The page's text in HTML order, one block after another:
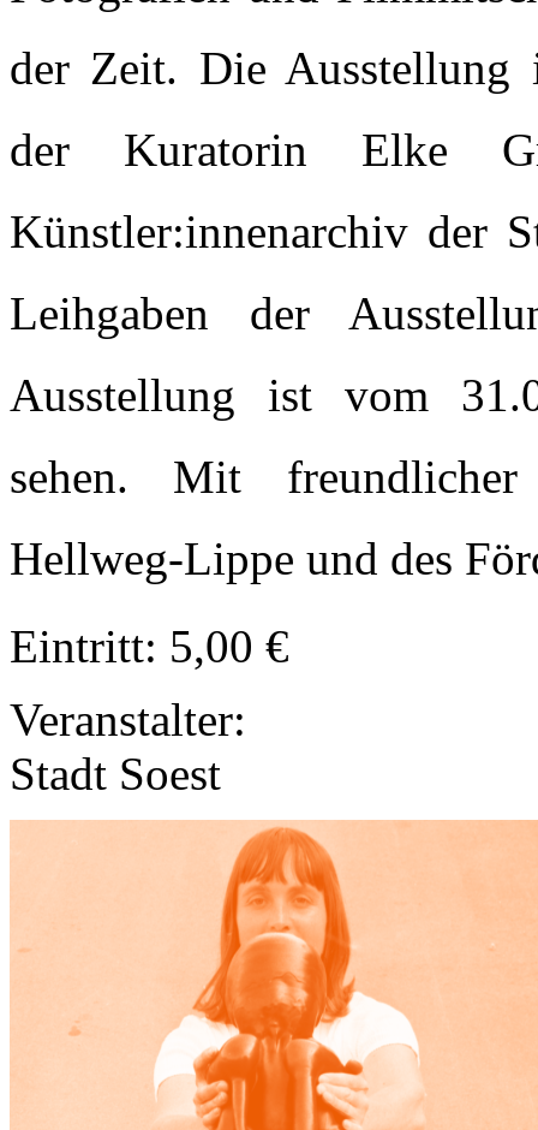
der Zeit. Die Ausstellung
der Kuratorin Elke
Künstler:innenarchiv der
Leihgaben der
Ausstellung ist vom
sehen. Mit freundlicher
Hellweg-Lippe und des
Eintritt: 5,00 €
Veranstalter:
Stadt Soest